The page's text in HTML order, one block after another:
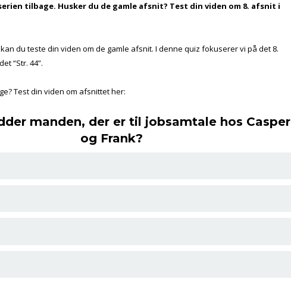
tilbage. Husker du de gamle afsnit? Test din viden om 8. afsnit i
du teste din viden om de gamle afsnit. I denne quiz fokuserer vi på det 8.
“Str. 44”.
Test din viden om afsnittet her:
manden, der er til jobsamtale hos Casper
og Frank?